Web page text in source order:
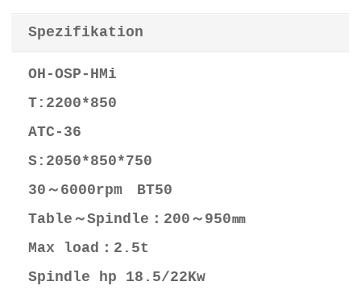
Spezifikation
OH-OSP-HMi
T:2200*850
ATC-36
S:2050*850*750
30～6000rpm BT50
Table～Spindle：200～950㎜
Max load：2.5t
Spindle hp 18.5/22Kw